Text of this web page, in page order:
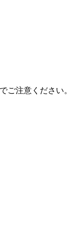
ご注意ください